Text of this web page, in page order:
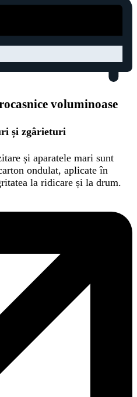
voluminoase
și zgârieturi
și aparatele mari sunt
ondulat, aplicate în
la ridicare și la drum.